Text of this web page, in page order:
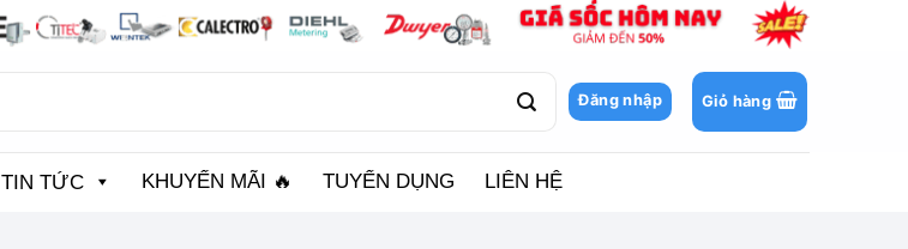
Đăng nhập Giỏ hàng
TIN TỨC KHUYẾN MÃI 🔥 TUYỂN DỤNG LIÊN HỆ